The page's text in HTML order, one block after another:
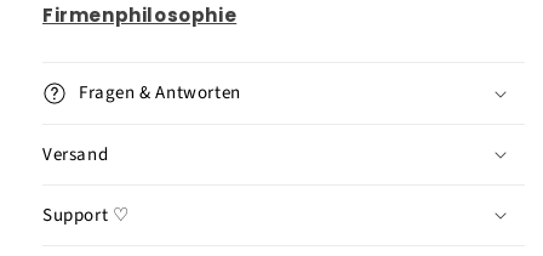
Firmenphilosophie
Fragen & Antworten
Versand
Support ♡